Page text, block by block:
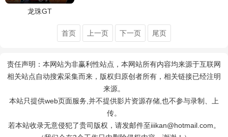
龙珠GT
首页 上一页 下一页 尾页
责任声明：本网站为非赢利性站点，本网站所有内容均来源于互联网
相关站点自动搜索采集而来，版权归原创者所有，相关链接已经注明
来源。
本站只提供web页面服务,并不提供影片资源存储,也不参与录制、上
传。
若本站收录无意侵犯了贵司版权，请发邮件至iiikan@hotmail.com。